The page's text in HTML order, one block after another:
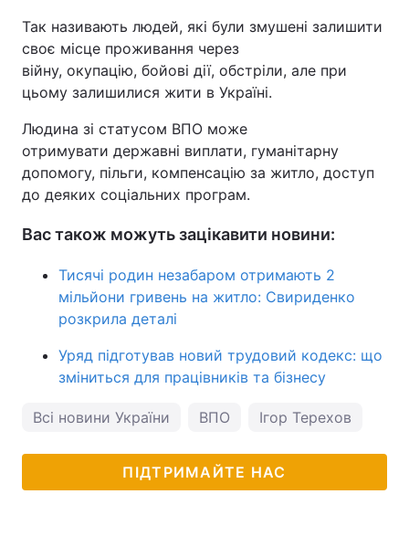
Так називають людей, які були змушені залишити
своє місце проживання через
війну, окупацію, бойові дії, обстріли, але при
цьому залишилися жити в Україні.
Людина зі статусом ВПО може
отримувати державні виплати, гуманітарну
допомогу, пільги, компенсацію за житло, доступ
до деяких соціальних програм.
Вас також можуть зацікавити новини:
Тисячі родин незабаром отримають 2
мільйони гривень на житло: Свириденко
розкрила деталі
Уряд підготував новий трудовий кодекс: що
зміниться для працівників та бізнесу
Всі новини України ВПО Ігор Терехов
ПІДТРИМАЙТЕ НАС